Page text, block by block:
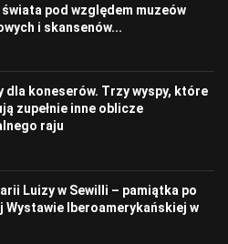
pod względem muzeów
i skansenów...
dla koneserów. Trzy wyspy, które
zupełnie inne oblicze
raju
Luizy w Sewilli – pamiątka po
Wystawie Iberoamerykańskiej w